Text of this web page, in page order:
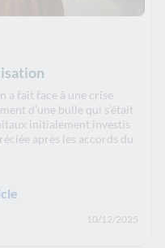
a fait face à une crise
d’une bulle qui s’était
initialement investis
après les accords du
10/12/2025